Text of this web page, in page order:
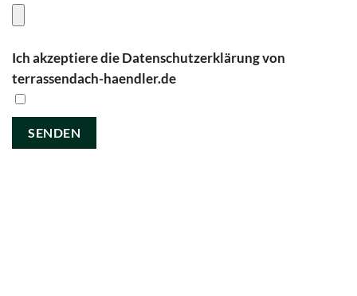
Ich akzeptiere die Datenschutzerklärung von
terrassendach-haendler.de